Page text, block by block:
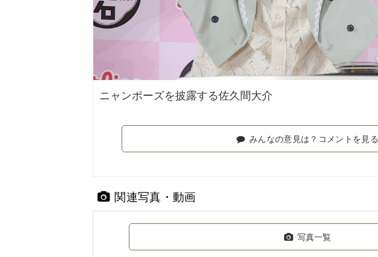
ニャンポーズを披露する佐久間大介
みんなの意見は？コメントを見る
関連写真・動画
写真一覧